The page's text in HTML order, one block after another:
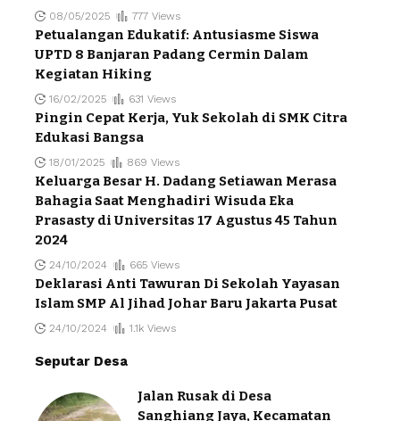
08/05/2025 777 Views
Petualangan Edukatif: Antusiasme Siswa
UPTD 8 Banjaran Padang Cermin Dalam
Kegiatan Hiking
16/02/2025 631 Views
Pingin Cepat Kerja, Yuk Sekolah di SMK Citra
Edukasi Bangsa
18/01/2025 869 Views
Keluarga Besar H. Dadang Setiawan Merasa
Bahagia Saat Menghadiri Wisuda Eka
Prasasty di Universitas 17 Agustus 45 Tahun
2024
24/10/2024 665 Views
Deklarasi Anti Tawuran Di Sekolah Yayasan
Islam SMP Al Jihad Johar Baru Jakarta Pusat
24/10/2024 1.1k Views
Seputar Desa
Jalan Rusak di Desa
Sanghiang Jaya, Kecamatan